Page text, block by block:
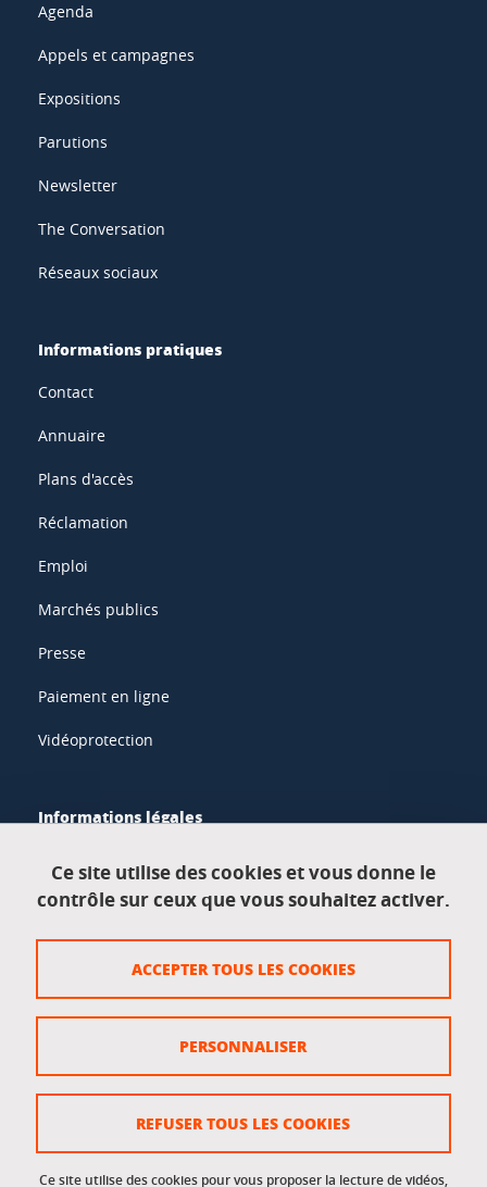
Agenda
Appels et campagnes
Expositions
Parutions
Newsletter
The Conversation
Réseaux sociaux
Informations pratiques
Contact
Annuaire
Plans d'accès
Réclamation
Emploi
Marchés publics
Presse
Paiement en ligne
Vidéoprotection
Informations légales
Données personnelles
Crédits
Gestion des cookies
Accessibilité : non conforme
Ce site utilise des cookies et vous donne le
contrôle sur ceux que vous souhaitez activer.
Ce site utilise des cookies pour vous proposer la lecture de vidéos,
ACCEPTER TOUS LES COOKIES
REFUSER TOUS LES COOKIES
PERSONNALISER